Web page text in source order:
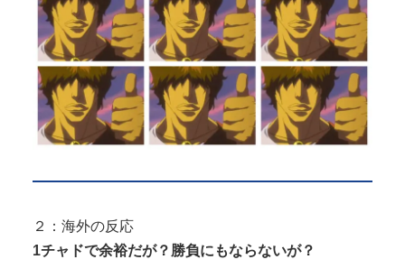
２：海外の反応
1チャドで余裕だが？勝負にもならないが？